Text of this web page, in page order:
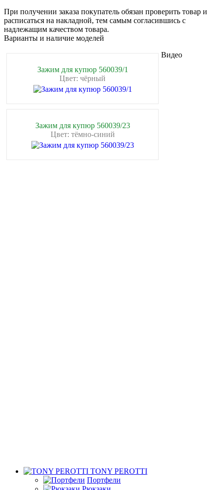
При получении заказа покупатель обязан проверить товар и
расписаться на накладной, тем самым согласившись с
надлежащим качеством товара.
Варианты и наличие моделей
Зажим для купюр 560039/1
Цвет: чёрный
Зажим для купюр 560039/23
Цвет: тёмно-синий
Видео
TONY PEROTTI
Портфели